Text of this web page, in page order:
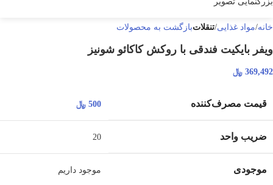
خانه مواد غذایی تنقلاتبازگشت به محصولات
ویفر بایکیت فندقی با روکش کاکائو شونیز
369,492 ﷼
قیمت مصرف‌کننده 500 ﷼
ضریب واحد 20
موجودی موجود داریم